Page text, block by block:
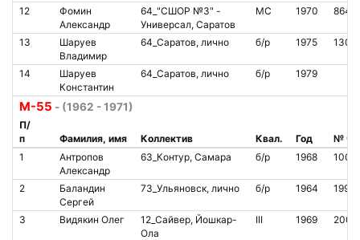
12
Фомин
Александр
64_"СШОР №3" -
Универсал, Саратов
МС 1970
13
Шаруев
Владимир
64_Саратов, лично б/р 1975
14
Шаруев
Константин
64_Саратов, лично б/р 1979
М-55 - (1962 - 1971)
П/
п
Фамилия, имя Коллектив Квал. Год
№
1
Антропов
Александр
63_Контур, Самара б/р 1968
2
Баландин
Сергей
73_Ульяновск, лично б/р 1964
3 Видякин Олег
12_Сайвер, Йошкар-
Ола
III 1969